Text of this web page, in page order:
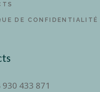
DE CONFIDENTIALITÉ
930 433 871